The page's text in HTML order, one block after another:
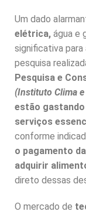
Um dado
elétrica, água e
significativa para
pesquisa
Pesquisa e
(Instituto Clima
estão gastando
serviços
conforme
o pagamento
adquirir
direto dessas
O mercado de